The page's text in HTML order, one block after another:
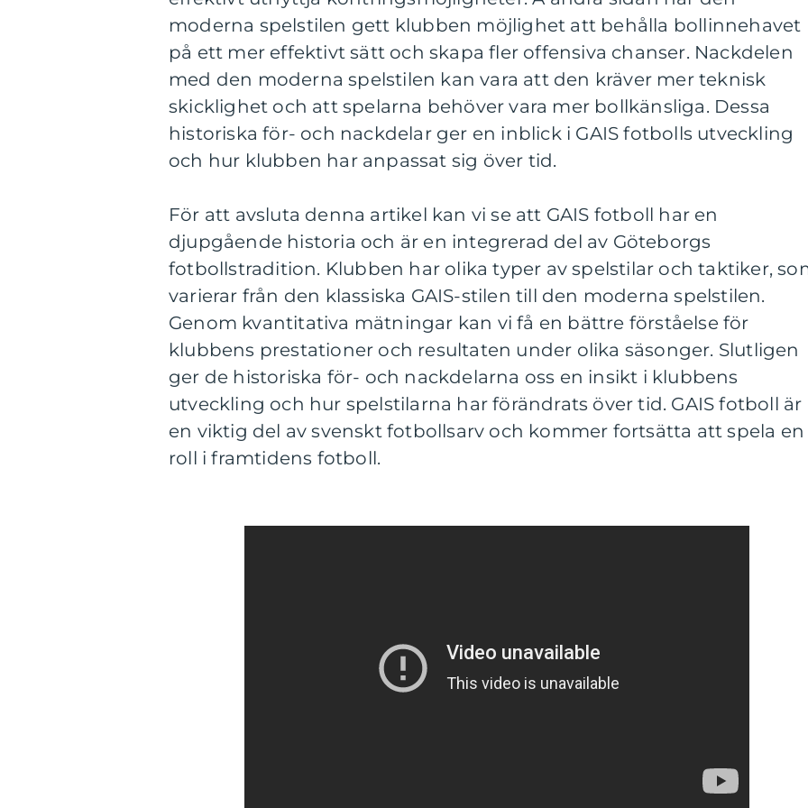
moderna spelstilen gett klubben möjlighet att behålla bollinnehavet
på ett mer effektivt sätt och skapa fler offensiva chanser. Nackdelen
med den moderna spelstilen kan vara att den kräver mer teknisk
skicklighet och att spelarna behöver vara mer bollkänsliga. Dessa
historiska för- och nackdelar ger en inblick i GAIS fotbolls utveckling
och hur klubben har anpassat sig över tid.
För att avsluta denna artikel kan vi se att GAIS fotboll har en
djupgående historia och är en integrerad del av Göteborgs
fotbollstradition. Klubben har olika typer av spelstilar och taktiker,
varierar från den klassiska GAIS-stilen till den moderna spelstilen.
Genom kvantitativa mätningar kan vi få en bättre förståelse för
klubbens prestationer och resultaten under olika säsonger. Slutligen
ger de historiska för- och nackdelarna oss en insikt i klubbens
utveckling och hur spelstilarna har förändrats över tid. GAIS fotboll är
en viktig del av svenskt fotbollsarv och kommer fortsätta att spela en
roll i framtidens fotboll.